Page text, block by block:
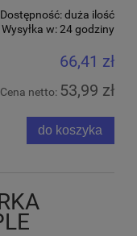
Dostępność:duża ilość
Wysyłka w:24 godziny
66,41 zł
Cena netto: 53,99 zł
do koszyka